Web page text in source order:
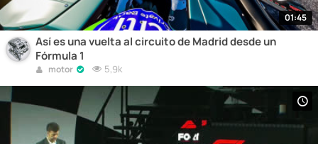
01:45
Así es una vuelta al circuito de Madrid desde un
Fórmula 1
motor 5,9k